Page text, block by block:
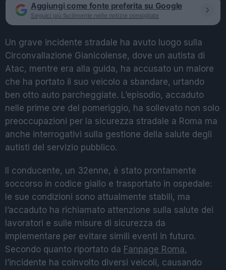
Aggiungi come fonte preferita su Google
Seguici più facilmente nelle notizie consigliate
Un grave incidente stradale ha avuto luogo sulla
Circonvallazione Gianicolense, dove un autista di
Atac, mentre era alla guida, ha accusato un malore
che ha portato il suo veicolo a sbandare, urtando
ben otto auto parcheggiate. L’episodio, accaduto
nelle prime ore del pomeriggio, ha sollevato non solo
preoccupazioni per la sicurezza stradale a Roma ma
anche interrogativi sulla gestione della salute degli
autisti del servizio pubblico.
Il conducente, un 32enne, è stato prontamente
soccorso in codice giallo e trasportato in ospedale:
le sue condizioni sono attualmente stabili, ma
l’accaduto ha richiamato attenzione sulla salute dei
lavoratori e sulle misure di sicurezza da
implementare per evitare simili eventi in futuro.
Secondo quanto riportato da Fanpage Roma,
l’incidente ha coinvolto diversi veicoli, causando